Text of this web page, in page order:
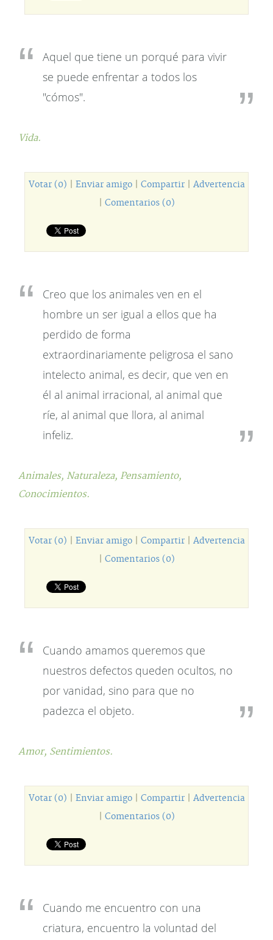
Aquel que tiene un porqué para vivir
se puede enfrentar a todos los
"cómos".
Vida.
Votar (0) Enviar amigo| Compartir| Advertencia
Comentarios (0)
Creo que los animales ven en el
hombre un ser igual a ellos que ha
perdido de forma
extraordinariamente peligrosa el sano
intelecto animal, es decir, que ven en
él al animal irracional, al animal que
ríe, al animal que llora, al animal
infeliz.
Animales, Naturaleza, Pensamiento,
Conocimientos.
Votar (0) Enviar amigo| Compartir| Advertencia
Comentarios (0)
Cuando amamos queremos que
nuestros defectos queden ocultos, no
por vanidad, sino para que no
padezca el objeto.
Amor, Sentimientos.
Votar (0) Enviar amigo| Compartir| Advertencia
Comentarios (0)
Cuando me encuentro con una
criatura, encuentro la voluntad del